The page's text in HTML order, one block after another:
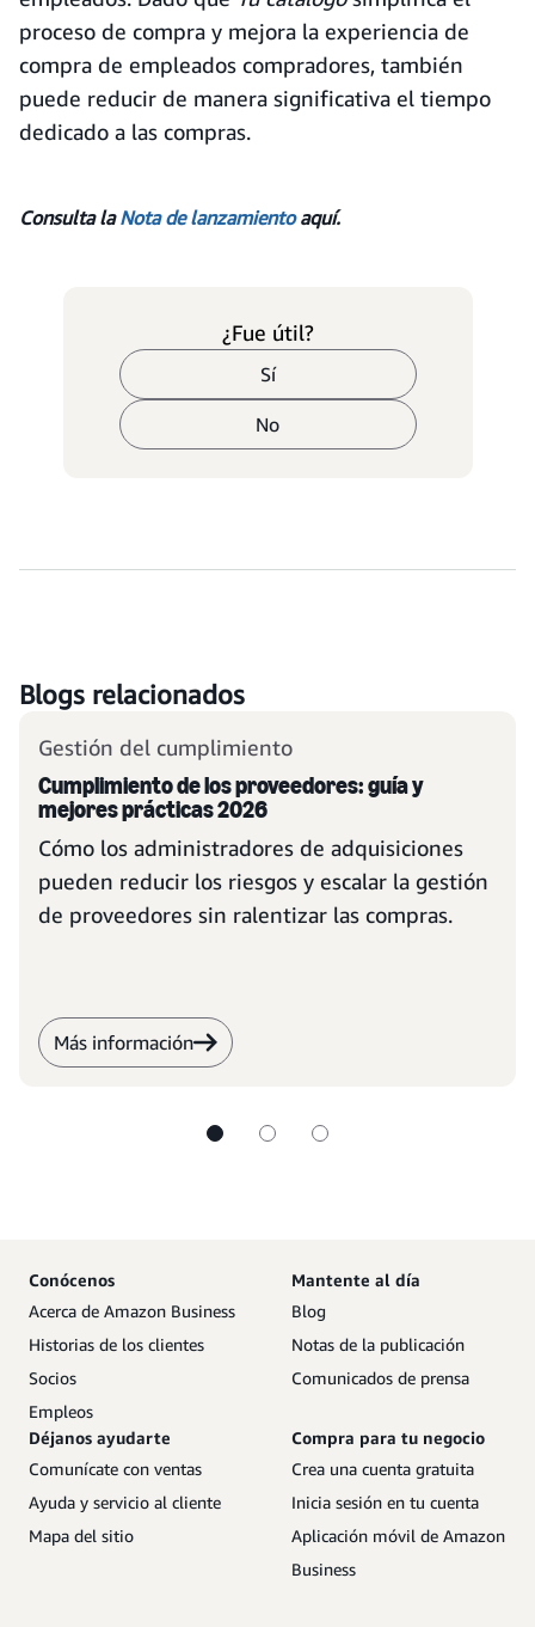
proceso de compra y mejora la experiencia de
compra de empleados compradores, también
puede reducir de manera significativa el tiempo
dedicado a las compras.
Consulta laNota de lanzamientoaquí.
¿Fue útil?
Sí
No
Blogs relacionados
Gestión del cumplimiento
Cumplimiento de los proveedores: guía y
mejores prácticas 2026
Cómo los administradores de adquisiciones
pueden reducir los riesgos y escalar la gestión
de proveedores sin ralentizar las compras.
Más información
Conócenos
Acerca de Amazon Business
Historias de los clientes
Socios
Empleos
Mantente al día
Blog
Notas de la publicación
Comunicados de prensa
Déjanos ayudarte
Comunícate con ventas
Ayuda y servicio al cliente
Mapa del sitio
Compra para tu negocio
Crea una cuenta gratuita
Inicia sesión en tu cuenta
Aplicación móvil de Amazon
Business